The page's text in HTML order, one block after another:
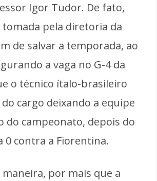
Igor Tudor. De fato,
pela diretoria da
de salvar a temporada, ao
a vaga no G-4 da
o técnico ítalo-brasileiro
cargo deixando a equipe
do campeonato, depois do
0 contra a Fiorentina.
por mais que a